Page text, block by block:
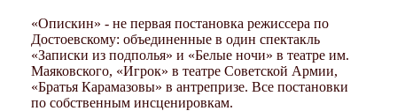
«Опискин» - не первая постановка режиссера по
Достоевскому: объединенные в один спектакль
«Записки из подполья» и «Белые ночи» в театре им.
Маяковского, «Игрок» в театре Советской Армии,
«Братья Карамазовы» в антрепризе. Все постановки
по собственным инсценировкам.